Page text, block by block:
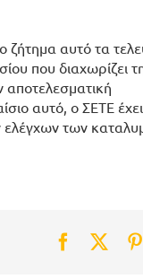
ζήτημα αυτό τα
που διαχωρίζει
αποτελεσματική
αυτό, ο ΣΕΤΕ έχει
ελέγχων των
Facebook